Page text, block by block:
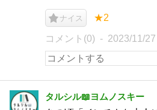
ナイス ★2
コメント(0) 2023/11/27
タルシル📖ヨムノスキー